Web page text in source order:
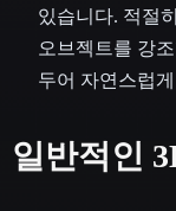
있습니다. 적절
오브젝트를 강
두어 자연스럽
일반적인